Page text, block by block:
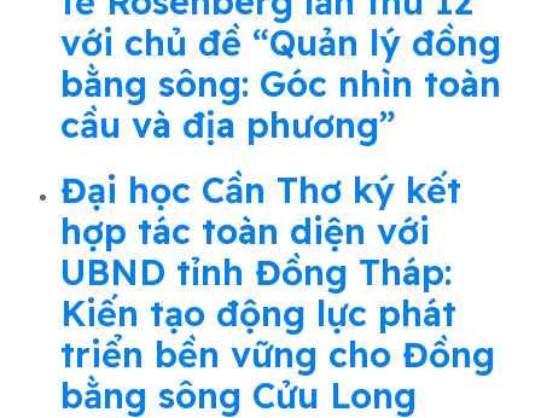
với chủ đề “Quản lý đồng
bằng sông: Góc nhìn toàn
cầu và địa phương”
Đại học Cần Thơ ký kết
hợp tác toàn diện với
UBND tỉnh Đồng Tháp:
Kiến tạo động lực phát
triển bền vững cho Đồng
bằng sông Cửu Long